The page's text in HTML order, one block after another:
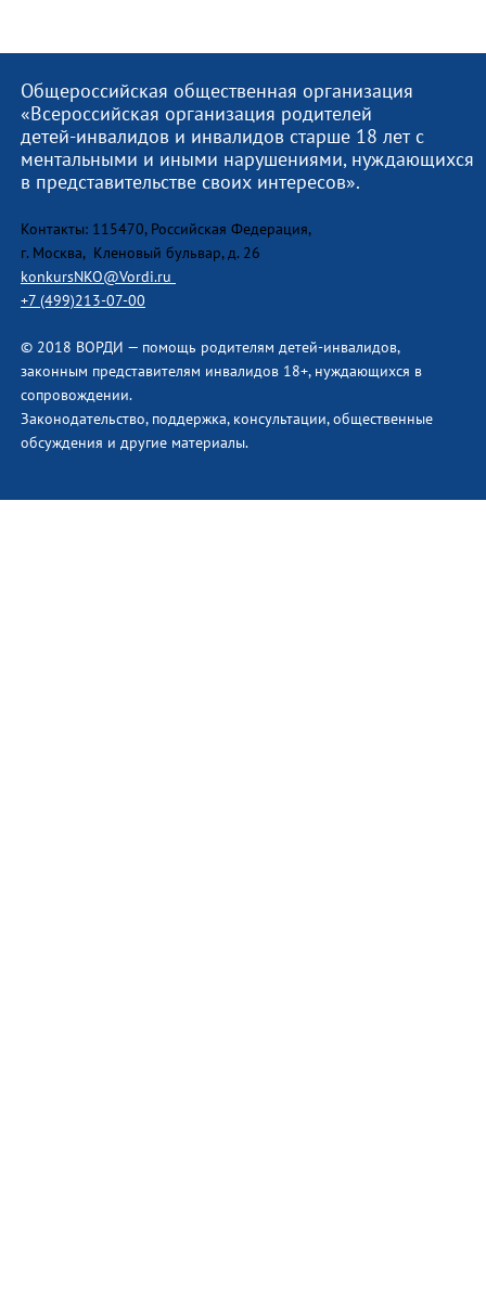
Общероссийская общественная организация
«Всероссийская организация родителей
детей-инвалидов и инвалидов старше 18 лет с
ментальными и иными нарушениями, нуждающихся
в представительстве своих интересов».
Контакты: 115470, Российская Федерация,
г. Москва, Кленовый бульвар, д. 26
konkursNKO@Vordi.ru
+7 (499)213-07-00
© 2018 ВОРДИ — помощь родителям детей-инвалидов,
законным представителям инвалидов 18+, нуждающихся в
сопровождении.
Законодательство, поддержка, консультации, общественные
обсуждения и другие материалы.